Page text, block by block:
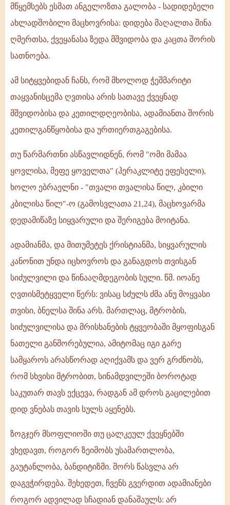
მწყემსებს ესმათ ანგელოზთა გალობა - სადიდებელი
ახლადშობილი მაცხოვრისა: დიდება მაღალთა შინა
ღმერთსა, ქვეყანასა ზედა მშვიდობა და კაცთა შორის
სათნოება.
ამ სიტყვებიდან ჩანს, რომ მხოლოდ ჭეშმარიტი
თაყვანისცემა ღვთისა არის სათავე ქვეყნად
მშვიდობისა და კეთილდღეობისა, ადამიანთა შორის
კეთილგანწყობისა და ურთიერთგაგებისა.
თუ წარმართნი ასწავლიდნენ, რომ "ომი მამაა
ყოვლისა, მეფე ყოველთა" (ჰერაკლიტე ეფესელი),
ხოლო ებრაელნი - "თვალი თვალისა წილ, კბილი
კბილისა წილ"-ო (გამოსვლათა 21,24), მაცხოვარმა
დედამიწაზე სიყვარული და შერიგება მოიტანა.
ადამიანმა, და მითუმეტეს ქრისტიანმა, სიყვარულის
კანონით უნდა იცხოვროს და განაგდოს თვისგან
სიძულვილი და წინააღმდეგობის სული. წმ. იოანე
ღვთისმეტყველი წერს: ვისაც სძულს ძმა ანუ მოყვასი
თვისი, ბნელსა შინა არს. მართლაც, მტრობის,
სიძულვილისა და მრისხანების ტყვეობაში მყოფისგან
ნათელი განშორებულია, ამიტომაც იგი გარე
სამყაროს არასწორად აღიქვამს და ვერ გრძნობს,
რომ სხვისი მტრობით, სინამდვილეში ბოროტად
საკუთარ თავს ექცევა, რადგან ამ დროს გაცილებით
დიდ ვნებას თავის სულს აყენებს.
ზოგჯერ მსოფლიოში თუ ცალკეულ ქვეყნებში
ვხედავთ, როგორ ზეიმობს უსამართლობა,
გაუტანლობა, ბანდიტიზმი. შორს წასვლა არ
დაგვჭირდება. შეხედეთ, ჩვენს გვერდით ადამიანები
როგორ ადვილად სჩადიან დანაშაულს: არ